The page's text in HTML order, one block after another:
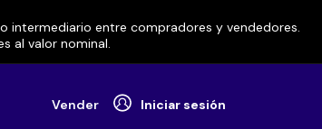
intermediario entre compradores y vendedores.
al valor nominal.
Vender Iniciar sesión